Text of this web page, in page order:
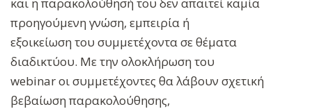
προηγούμενη γνώση, εμπειρία ή
εξοικείωση του συμμετέχοντα σε θέματα
διαδικτύου. Με την ολοκλήρωση του
webinar οι συμμετέχοντες θα λάβουν σχετική
βεβαίωση παρακολούθησης,